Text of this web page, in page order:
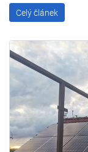
Celý článek